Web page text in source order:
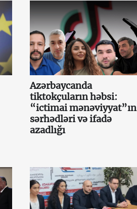
Azərbaycanda
tiktokçuların həbsi:
“ictimai mənəviyyat”ın
sərhədləri və ifadə
azadlığı